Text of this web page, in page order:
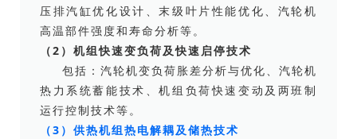
压排汽缸优化设计、末级叶片性能优化、汽轮机
高温部件强度和寿命分析等。
（2）机组快速变负荷及快速启停技术
包括：汽轮机变负荷胀差分析与优化、汽轮机
热力系统蓄能技术、机组负荷快速变动及两班制
运行控制技术等。
（3）供热机组热电解耦及储热技术